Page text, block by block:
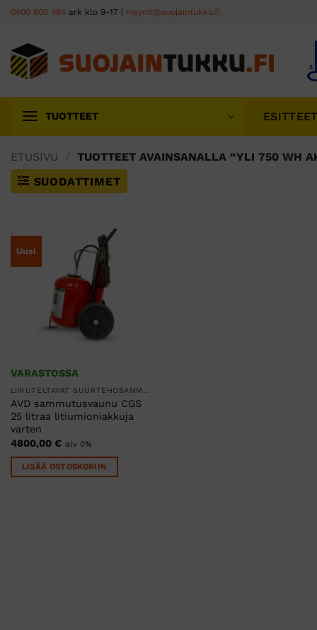
Skip
content
0400 600 484 ark klo 9-17 | myynti@suojaintukku.fi
TUOTTEET ESITTEET
ETUSIVU
TUOTTEET AVAINSANALLA “YLI 750 WH
SUODATTIMET
Uusi
VARASTOSSA
LIIKUTELTAVAT SUURTEHOSAMMUTTIMET
AVD sammutusvaunu CGS
25 litraa litiumioniakkuja
varten
4800,00 € alv 0%
LISÄÄ OSTOSKORIIN